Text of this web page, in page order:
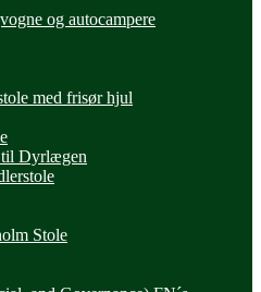
og autocampere
med frisør hjul
til Dyrlægen
Stole